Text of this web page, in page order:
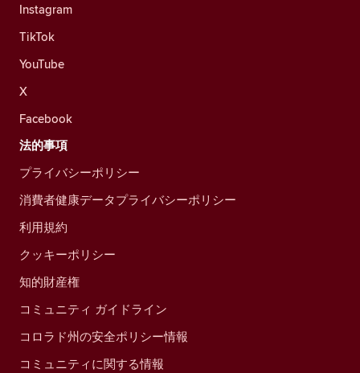
Instagram
TikTok
YouTube
X
Facebook
法的事項
プライバシーポリシー
消費者健康データプライバシーポリシー
利用規約
クッキーポリシー
知的財産権
コミュニティ ガイドライン
コロラド州の安全ポリシー情報
コミュニティに関する情報